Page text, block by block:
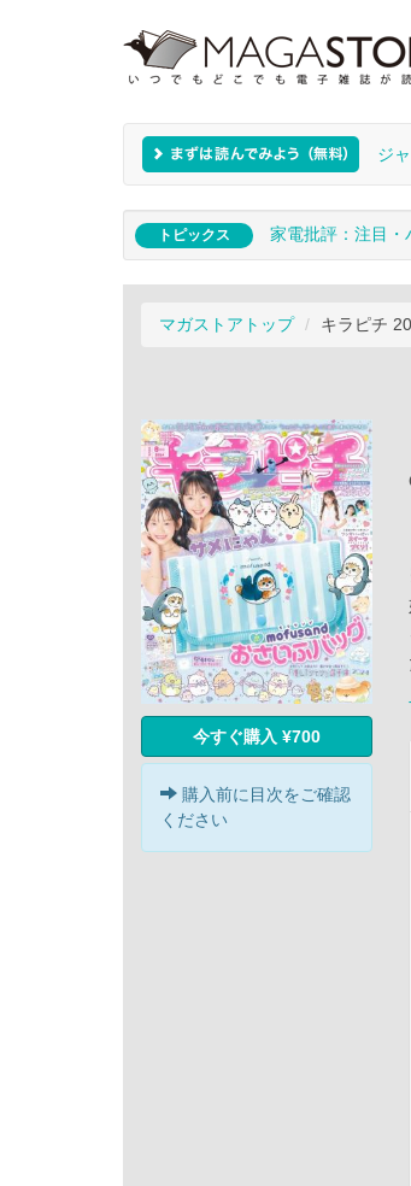
ジ
トピックス 家電批評：注目・
マガストアトップ キラピチ
今すぐ購入 ¥700
購入前に目次をご確認
ください